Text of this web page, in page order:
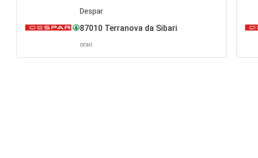
Despar
87010 Terranova da Sibari
orari